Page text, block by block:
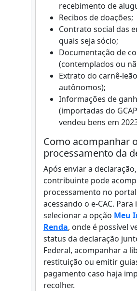
recebimento de
Recibos de doações;
Contrato social das
quais seja sócio;
Documentação de
(contemplados ou
Extrato do carnê-
autônomos);
Informações de
(importadas do
vendeu bens em
Como acompanhar o
processamento da
Após enviar a
contribuinte pode
processamento no portal
acessando o e-CAC. Para
selecionar a opção Meu
Renda, onde é possível
status da declaração
Federal, acompanhar a
restituição ou emitir
pagamento caso haja
recolher.